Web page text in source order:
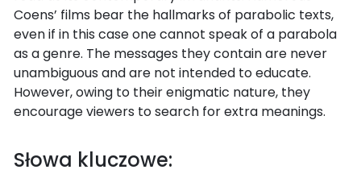
Coens’ films bear the hallmarks of parabolic texts,
even if in this case one cannot speak of a parabola
as a genre. The messages they contain are never
unambiguous and are not intended to educate.
However, owing to their enigmatic nature, they
encourage viewers to search for extra meanings.
Słowa kluczowe: